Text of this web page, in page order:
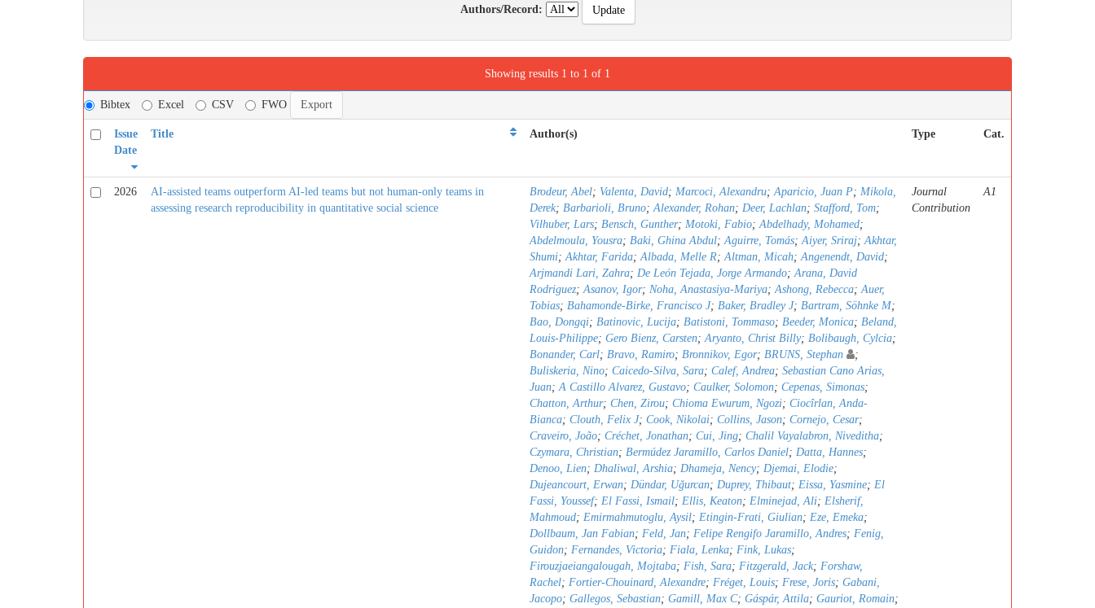
Authors/Record:
Showing results 1 to 1 of 1
Bibtex Excel CSV FWO
Issue
Date
Title Author(s) Type Cat.
2026
AI-assisted teams outperform AI-led teams but not human-only teams in
assessing research reproducibility in quantitative social science
Brodeur, Abel; Valenta, David; Marcoci, Alexandru;Aparicio, Juan P; Mikola,
Derek; Barbarioli, Bruno;Alexander, Rohan; Deer, Lachlan; Stafford, Tom;
Vilhuber, Lars; Bensch, Gunther; Motoki, Fabio;Abdelhady, Mohamed;
Abdelmoula, Yousra; Baki, Ghina Abdul;Aguirre, Tomás;Aiyer, Sriraj;Akhtar,
Shumi;Akhtar, Farida;Albada, Melle R;Altman, Micah;Angenendt, David;
Arjmandi Lari, Zahra; De León Tejada, Jorge Armando;Arana, David
Rodriguez;Asanov, Igor; Noha, Anastasiya-Mariya;Ashong, Rebecca;Auer,
Tobias; Bahamonde-Birke, Francisco J; Baker, Bradley J; Bartram, Söhnke M;
Bao, Dongqi; Batinovic, Lucija; Batistoni, Tommaso; Beeder, Monica; Beland,
Louis-Philippe; Gero Bienz, Carsten;Aryanto, Christ Billy; Bolibaugh, Cylcia;
Bonander, Carl; Bravo, Ramiro; Bronnikov, Egor; BRUNS, Stephan
;
Buliskeria, Nino; Caicedo-Silva, Sara; Calef, Andrea; Sebastian Cano Arias,
Juan;A Castillo Alvarez, Gustavo; Caulker, Solomon; Cepenas, Simonas;
Chatton, Arthur; Chen, Zirou; Chioma Ewurum, Ngozi; Ciocîrlan, Anda-
Bianca; Clouth, Felix J; Cook, Nikolai; Collins, Jason; Cornejo, Cesar;
Craveiro, João; Créchet, Jonathan; Cui, Jing; Chalil Vayalabron, Niveditha;
Czymara, Christian; Bermúdez Jaramillo, Carlos Daniel; Datta, Hannes;
Denoo, Lien; Dhaliwal, Arshia; Dhameja, Nency; Djemai, Elodie;
Dujeancourt, Erwan; Dündar, Uǧurcan; Duprey, Thibaut; Eissa, Yasmine; El
Fassi, Youssef; El Fassi, Ismail; Ellis, Keaton; Elminejad, Ali; Elsherif,
Mahmoud; Emirmahmutoglu, Aysil; Etingin-Frati, Giulian; Eze, Emeka;
Dollbaum, Jan Fabian; Feld, Jan; Felipe Rengifo Jaramillo, Andres; Fenig,
Guidon; Fernandes, Victoria; Fiala, Lenka; Fink, Lukas;
Firouzjaeiangalougah, Mojtaba; Fish, Sara; Fitzgerald, Jack; Forshaw,
Rachel; Fortier-Chouinard, Alexandre; Fréget, Louis; Frese, Joris; Gabani,
Jacopo; Gallegos, Sebastian; Gamill, Max C; Gáspár, Attila; Gauriot, Romain;
Journal
Contribution
A1